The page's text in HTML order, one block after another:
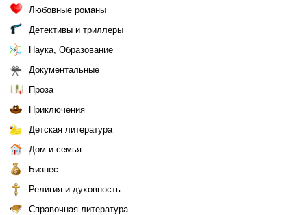
Любовные романы
Детективы и триллеры
Наука, Образование
Документальные
Проза
Приключения
Детская литература
Дом и семья
Бизнес
Религия и духовность
Справочная литература